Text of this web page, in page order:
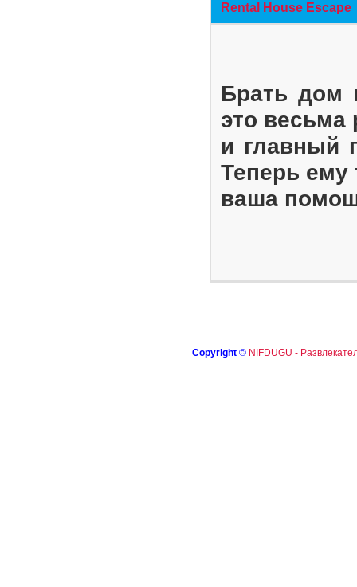
Rental House Escape
Брать дом
это весьма
и главный
Теперь ему
ваша
Copyright © NIFDUGU -